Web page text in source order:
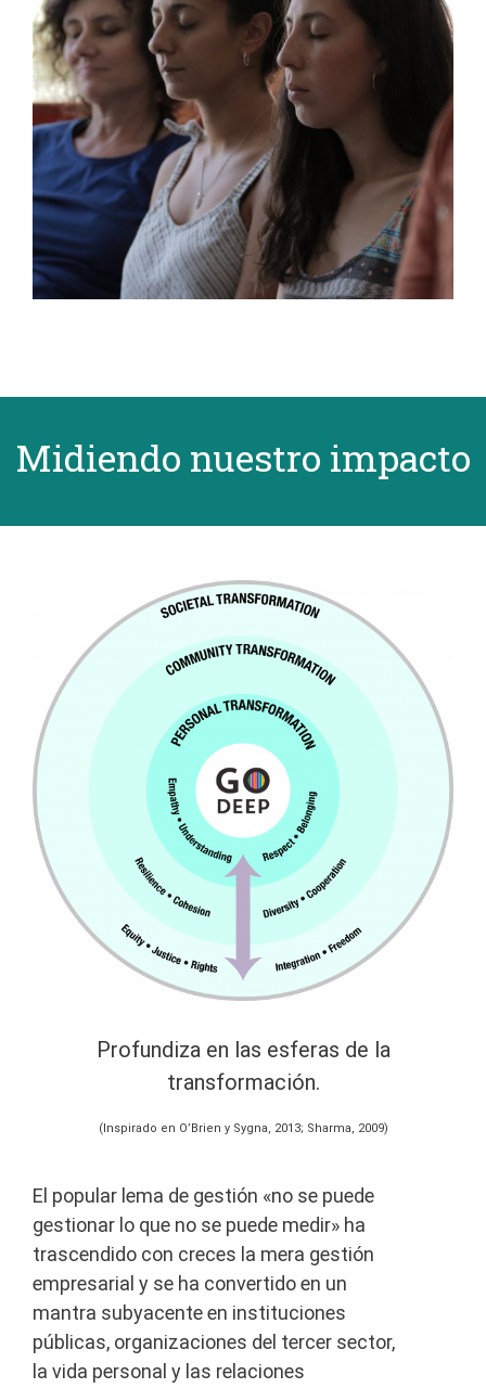
Midiendo nuestro impacto
Profundiza en las esferas de la
transformación.
(Inspirado en O’Brien y Sygna, 2013; Sharma, 2009)
El popular lema de gestión «no se puede
gestionar lo que no se puede medir» ha
trascendido con creces la mera gestión
empresarial y se ha convertido en un
mantra subyacente en instituciones
públicas, organizaciones del tercer sector,
la vida personal y las relaciones